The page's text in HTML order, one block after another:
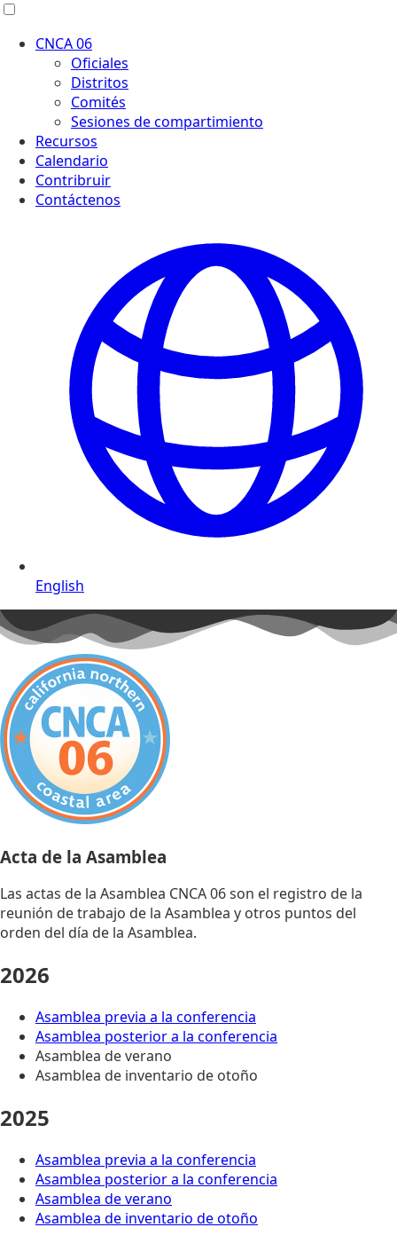
CNCA 06
Oficiales
Distritos
Comités
Sesiones de compartimiento
Recursos
Calendario
Contribruir
Contáctenos
English
Acta de la Asamblea
Las actas de la Asamblea CNCA 06 son el registro de la
reunión de trabajo de la Asamblea y otros puntos del
orden del día de la Asamblea.
2026
Asamblea previa a la conferencia
Asamblea posterior a la conferencia
Asamblea de verano
Asamblea de inventario de otoño
2025
Asamblea previa a la conferencia
Asamblea posterior a la conferencia
Asamblea de verano
Asamblea de inventario de otoño